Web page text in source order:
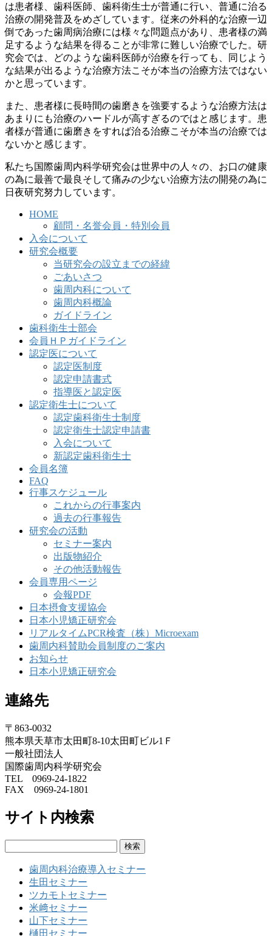
は患者様、歯科医師、歯科衛生士が普通に行い、普通に治る
治療の開発普及をめざしています。従来の外科的な治療一辺
倒であった歯周病治療には様々な問題点があり、患者様の満
足するような結果を得ることが非常に難しい治療でした。研
究会では、どのような歯科医師が治療を行っても、同じよう
な結果が出るような治療方法こそが本当の治療方法ではない
かと思っています。
また、患者様に長時間の歯磨きを強要するような治療方法は
あまりにも治療のハードルが高すぎるのではと感じます。患
者様が普通に歯磨きをすれば治る治療こそが本当の治療では
ないかと感じます。
私たち国際歯周内科学研究会は世界中の人々の、お口の健康
の為に最善で最良そして痛みの少ない治療方法の開発の為に
日夜研究努力しています。
HOME
顧問・名誉会員・特別会員
入会について
研究会概要
当研究会の設立までの経緯
ごあいさつ
歯周内科について
歯周内科概論
ガイドライン
歯科衛生士部会
会員ＨＰガイドライン
認定医について
認定医制度
認定申請書式
指導医と認定医
認定衛生士について
認定歯科衛生士制度
認定衛生士認定申請書
入会について
新認定歯科衛生士
会員名簿
FAQ
行事スケジュール
これからの行事案内
過去の行事報告
研究会の活動
セミナー案内
出版物紹介
その他活動報告
会員専用ページ
会報PDF
日本摂食支援協会
日本小児矯正研究会
リアルタイムPCR検査（株）Microexam
歯周内科賛助会員制度のご案内
お知らせ
日本小児矯正研究会
連絡先
〒863-0032
熊本県天草市太田町8-10太田町ビル1Ｆ
一般社団法人
国際歯周内科学研究会
TEL 0969-24-1822
FAX 0969-24-1801
サイト内検索
歯周内科治療導入セミナー
生田セミナー
ツカモトセミナー
米﨑セミナー
山下セミナー
樋田セミナー